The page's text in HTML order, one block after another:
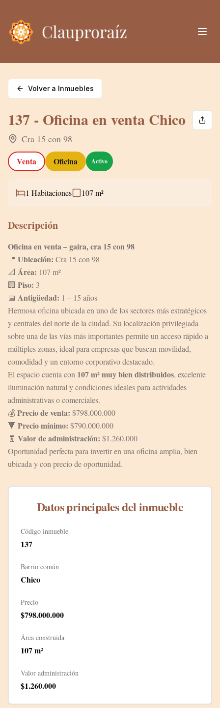
Volver a Inmuebles
137 - Oficina en venta Chico
Cra 15 con 98
Venta Oficina Activo
1 Habitaciones 107 m²
Descripción
Oficina en venta – gaira, cra 15 con 98
📍 Ubicación: Cra 15 con 98
📐 Área: 107 m²
🏢 Piso: 3
📅 Antigüedad: 1 – 15 años
Hermosa oficina ubicada en uno de los sectores más estratégicos
y centrales del norte de la ciudad. Su localización privilegiada
sobre una de las vías más importantes permite un acceso rápido a
múltiples zonas, ideal para empresas que buscan movilidad,
comodidad y un entorno corporativo destacado.
El espacio cuenta con 107 m² muy bien distribuidos, excelente
iluminación natural y condiciones ideales para actividades
administrativas o comerciales.
💰Precio de venta: $798.000.000
🔻 Precio mínimo: $790.000.000
🧾 Valor de administración: $1.260.000
Oportunidad perfecta para invertir en una oficina amplia, bien
ubicada y con precio de oportunidad.
Datos principales del inmueble
Código inmueble
137
Barrio común
Chico
Precio
$798.000.000
Área construida
107m²
Valor administración
$1.260.000